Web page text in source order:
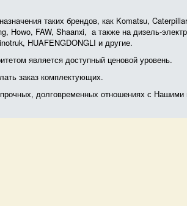
таких брендов, как Komatsu,
Howo, FAW, Shaanxi, а также на дизель-
HUAFENGDONGLI и другие.
является доступный ценовой уровень.
заказ комплектующих.
долговременных отношениях с Нашими